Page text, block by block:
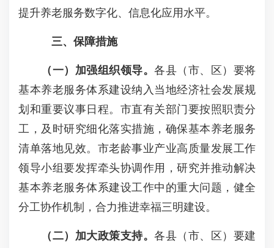
提升养老服务数字化、信息化应用水平。
三、保障措施
（一）加强组织领导。 各县（市、区）要将
基本养老服务体系建设纳入当地经济社会发展规
划和重要议事日程。市直有关部门要按照职责分
工，及时研究细化落实措施，确保基本养老服务
清单落地见效。市老龄事业产业高质量发展工作
领导小组要发挥牵头协调作用，研究并推动解决
基本养老服务体系建设工作中的重大问题，健全
分工协作机制，合力推进幸福三明建设。
（二）加大政策支持。 各县（市、区）要建